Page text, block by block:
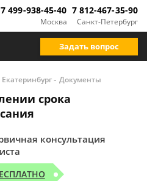
Москва
7 499-938-45-40
Санкт-Петербург
7 812-467-35-90
Задать вопрос
Екатеринбург- Документы
срока
консультация